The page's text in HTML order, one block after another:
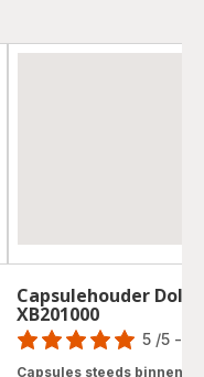
Capsulehouder
XB201000
Score
5 /5 -
Capsules steeds binnen